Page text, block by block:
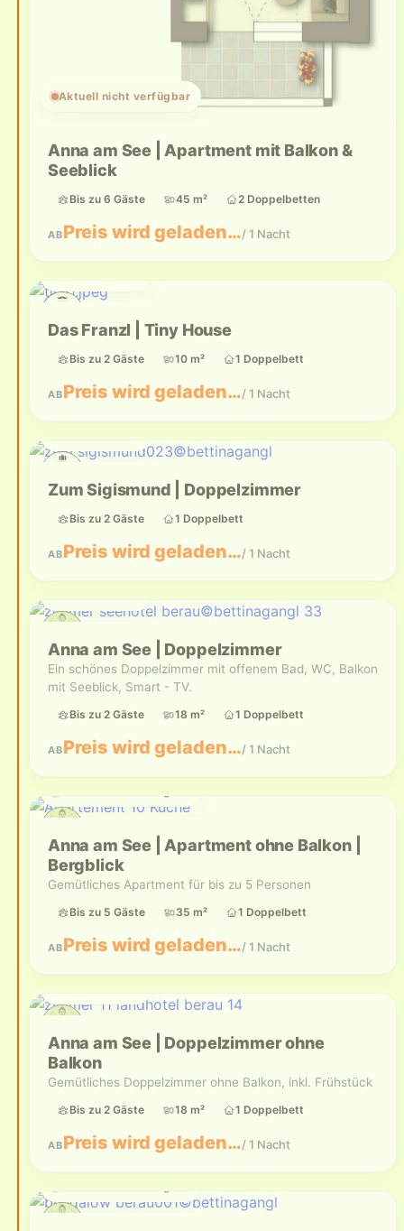
Aktuell nicht verfügbar
Anna am See | Apartment mit Balkon &
Seeblick
Bis zu 6 Gäste 45 m² 2 Doppelbetten
ABPreis wird geladen…/ 1 Nacht
Das Franzl | Tiny House
Bis zu 2 Gäste 10 m² 1 Doppelbett
ABPreis wird geladen…/ 1 Nacht
Zum Sigismund | Doppelzimmer
Bis zu 2 Gäste 1 Doppelbett
ABPreis wird geladen…/ 1 Nacht
Anna am See | Doppelzimmer
Ein schönes Doppelzimmer mit offenem Bad, WC, Balkon
mit Seeblick, Smart - TV.
Bis zu 2 Gäste 18 m² 1 Doppelbett
ABPreis wird geladen…/ 1 Nacht
Anna am See | Apartment ohne Balkon |
Bergblick
Gemütliches Apartment für bis zu 5 Personen
Bis zu 5 Gäste 35 m² 1 Doppelbett
ABPreis wird geladen…/ 1 Nacht
Anna am See | Doppelzimmer ohne
Balkon
Gemütliches Doppelzimmer ohne Balkon, inkl. Frühstück
Bis zu 2 Gäste 18 m² 1 Doppelbett
ABPreis wird geladen…/ 1 Nacht